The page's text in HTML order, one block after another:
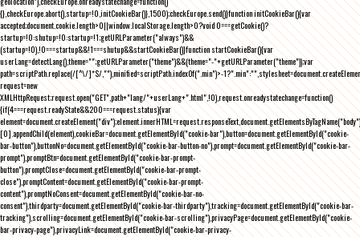
{},checkEurope.abort(),startup=!0,initCookieBar()},1500);checkEurope.send()}function initCookieBar(){var
accepted;document.cookie.length>0||window.localStorage.length>0?void 0===getCookie()?
startup=!0:shutup=!0:startup=!1;getURLParameter("always")&&
(startup=!0),!0===startup&&!1===shutup&&startCookieBar()}function startCookieBar(){var
userLang=detectLang(),theme="";getURLParameter("theme")&&(theme="-"+getURLParameter("theme"));var
path=scriptPath.replace(/[^\/]*$/,""),minified=scriptPath.indexOf(".min")>-
request=new
XMLHttpRequest;request.open("GET",path+"lang/"+userLang+".html",!0),request.onreadystatechange=function()
{if(4===request.readyState&&200===request.status){var
element=document.createElement("div");element.innerHTML=request.responseText,document.getElementsByTagName("body")
[0].appendChild(element),cookieBar=document.getElementById("cookie-bar"),button=document.getElementById("cookie-
bar-button"),buttonNo=document.getElementById("cookie-bar-button-no"),prompt=document.getElementById("cookie-bar-
prompt"),promptBtn=document.getElementById("cookie-bar-prompt-
button"),promptClose=document.getElementById("cookie-bar-prompt-
close"),promptContent=document.getElementById("cookie-bar-prompt-
content"),promptNoConsent=document.getElementById("cookie-bar-no-
consent"),thirdparty=document.getElementById("cookie-bar-thirdparty"),tracking=document.getElementById("cookie-bar-
tracking"),scrolling=document.getElementById("cookie-bar-scrolling"),privacyPage=document.getElementById("cookie-
bar-privacy-page"),privacyLink=document.getElementById("cookie-bar-privacy-